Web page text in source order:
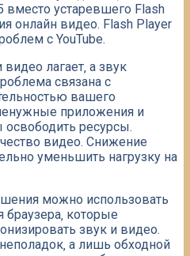
вместо устаревшего Flash
онлайн видео. Flash Player
с YouTube.
лагает‚ а звук
связана с
вашего
приложения и
освободить ресурсы.
видео. Снижение
уменьшить нагрузку на
можно использовать
которые
звук и видео.
а лишь обходной